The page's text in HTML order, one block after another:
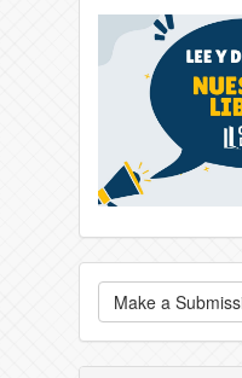
Make a